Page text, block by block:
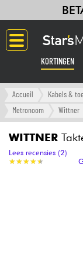
KORTINGEN
Langue
Versterker
Synths &
Accueil Kabels &
Metronoom
Wittner
WITTNER
★★★★★
★★★★★
Lees recensies (2)